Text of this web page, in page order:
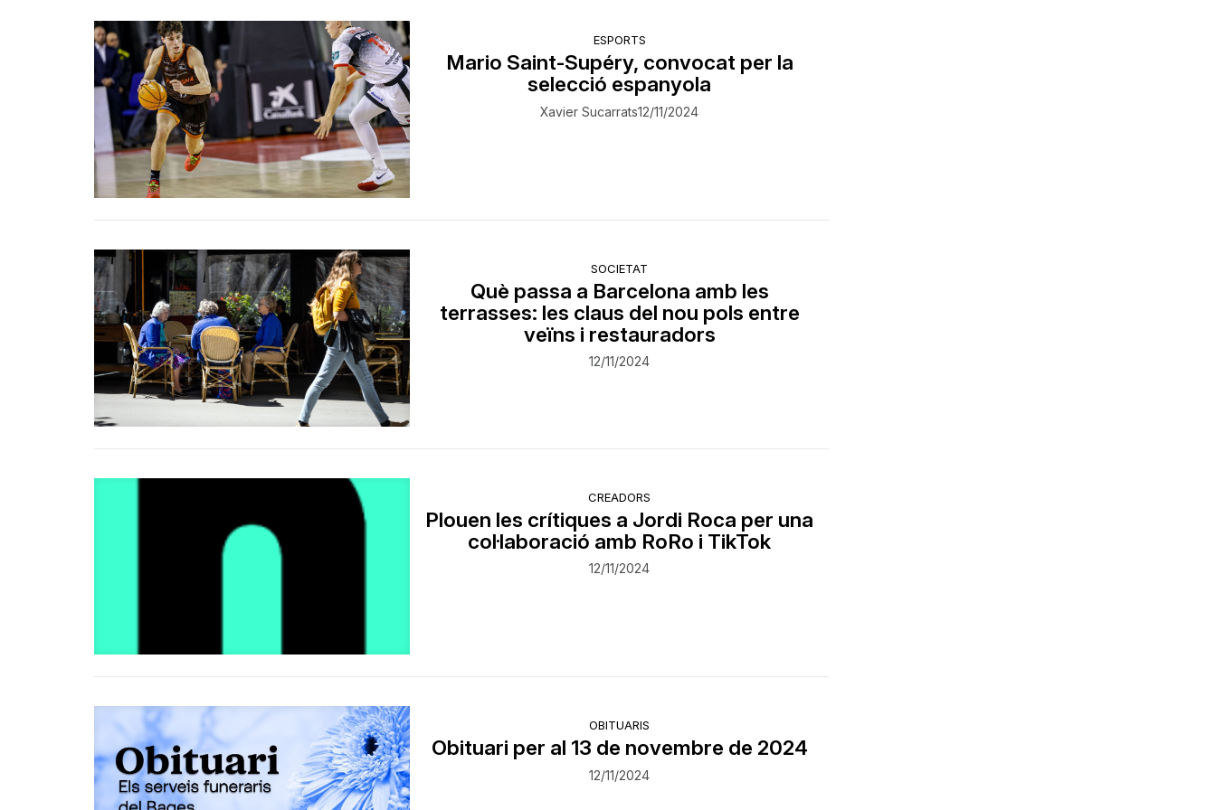
ESPORTS
Mario Saint-Supéry, convocat per la
selecció espanyola
Xavier Sucarrats12/11/2024
SOCIETAT
Què passa a Barcelona amb les
terrasses: les claus del nou pols entre
veïns i restauradors
12/11/2024
CREADORS
Plouen les crítiques a Jordi Roca per una
col·laboració amb RoRo i TikTok
12/11/2024
OBITUARIS
Obituari per al 13 de novembre de 2024
12/11/2024